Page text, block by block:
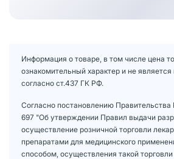
Информация о товаре, в том числе цена
ознакомительный характер и не
согласно ст.437 ГК РФ.
Согласно постановлению
697 "Об утверждении Правил выдачи
осуществление розничной торговли
препаратами для медицинского
способом, осуществления такой торговли